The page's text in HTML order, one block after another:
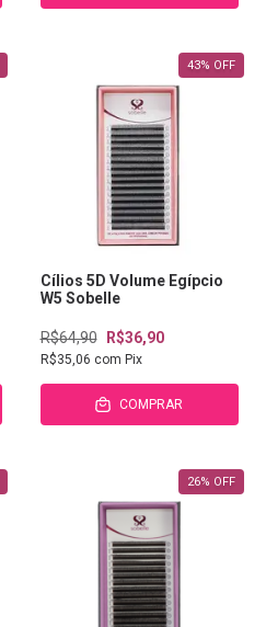
43% OFF
Cílios 5D Volume Egípcio
W5 Sobelle
R$64,90 R$36,90
R$35,06 com Pix
COMPRAR
26% OFF